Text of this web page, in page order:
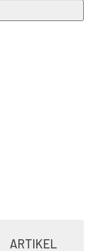
ARTIKEL